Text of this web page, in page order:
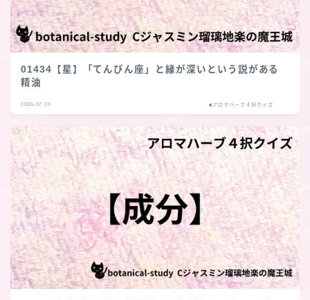
01434【星】「てんびん座」と縁が深いという説がある
精油
2026.07.30 ■アロマハーブ４択クイズ